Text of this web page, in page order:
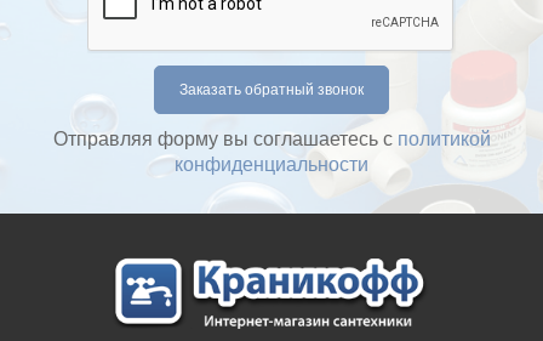
Отправляя форму вы соглашаетесь с политикой
конфиденциальности